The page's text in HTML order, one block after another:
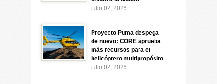
julio 02, 2026
Proyecto Puma despega
de nuevo: CORE aprueba
más recursos para el
helicóptero multipropósito
julio 02, 2026